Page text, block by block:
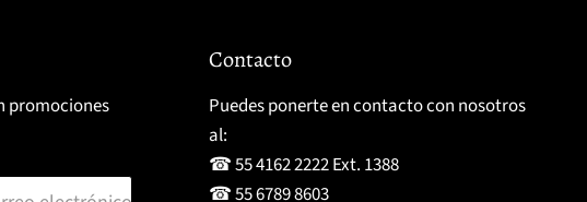
promociones
Contacto
Puedes ponerte en contacto con nosotros
al:
☎ 55 4162 2222 Ext. 1388
☎ 55 6789 8603